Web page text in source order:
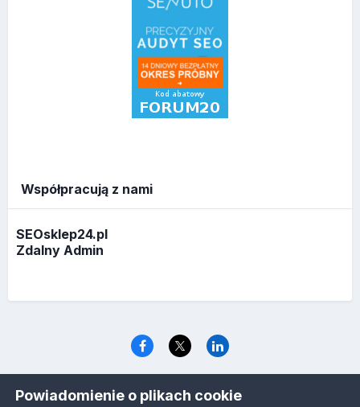
Współpracują z nami
SEOsklep24.pl
Zdalny Admin
www.optymalizacja.com
Powiadomienie o plikach cookie